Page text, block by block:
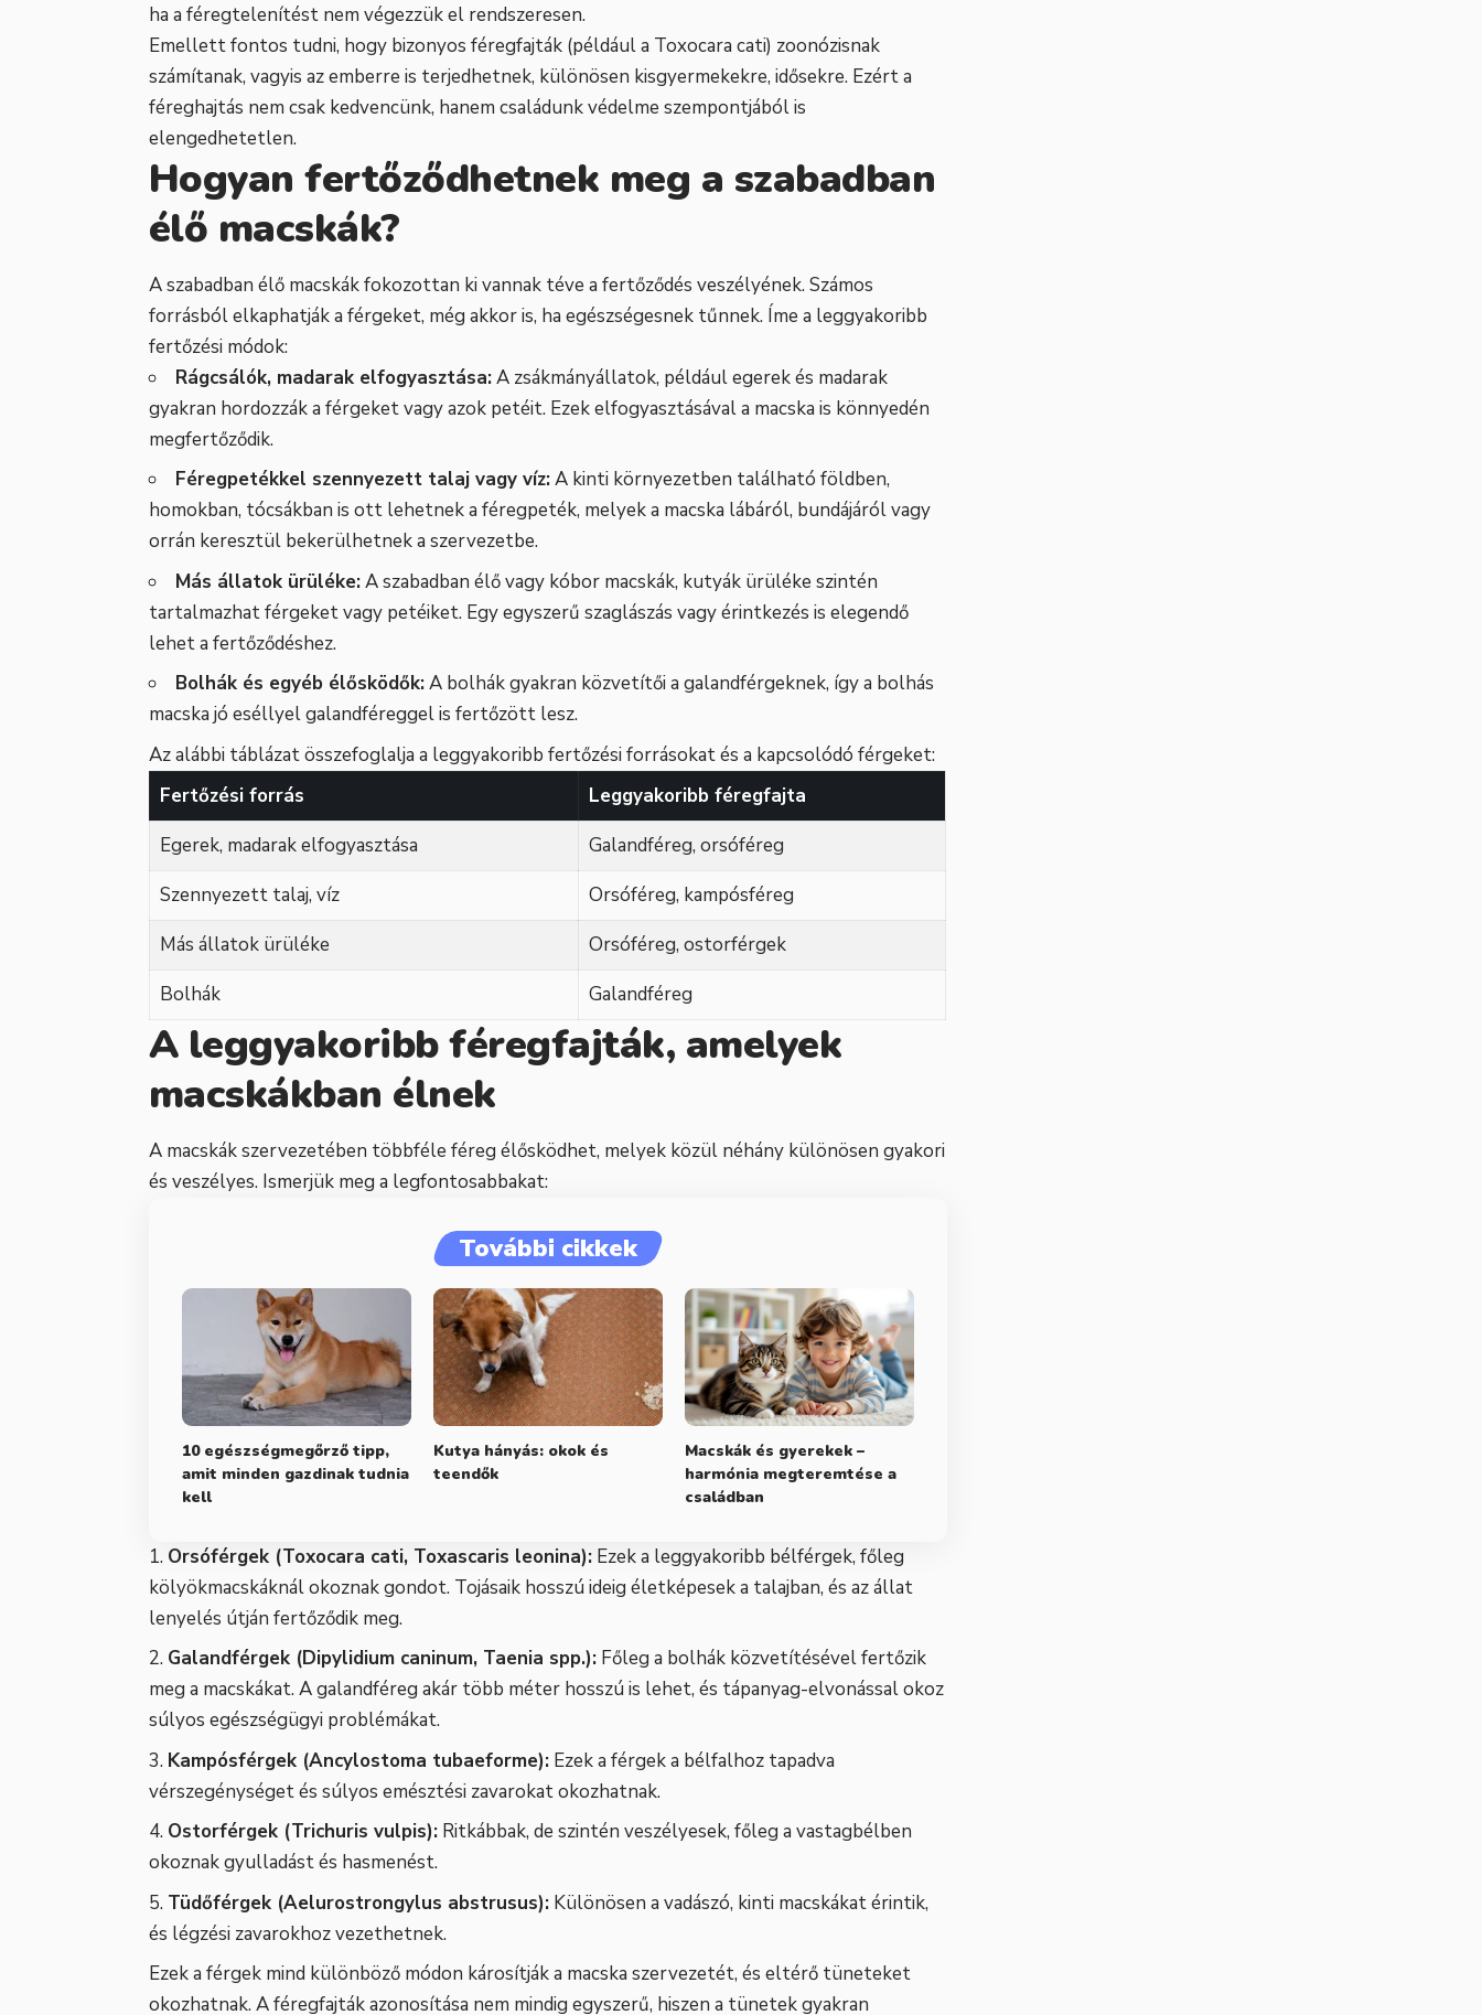
ha a féregtelenítést nem végezzük el rendszeresen.
Emellett fontos tudni, hogy bizonyos féregfajták (például a Toxocara cati) zoonózisnak
számítanak, vagyis az emberre is terjedhetnek, különösen kisgyermekekre, idősekre. Ezért a
féreghajtás nem csak kedvencünk, hanem családunk védelme szempontjából is
elengedhetetlen.
Hogyan fertőződhetnek meg a szabadban
élő macskák?
A szabadban élő macskák fokozottan ki vannak téve a fertőződés veszélyének. Számos
forrásból elkaphatják a férgeket, még akkor is, ha egészségesnek tűnnek. Íme a leggyakoribb
fertőzési módok:
Rágcsálók, madarak elfogyasztása:A zsákmányállatok, például egerek és madarak
gyakran hordozzák a férgeket vagy azok petéit. Ezek elfogyasztásával a macska is könnyedén
megfertőződik.
Féregpetékkel szennyezett talaj vagy víz:A kinti környezetben található földben,
homokban, tócsákban is ott lehetnek a féregpeték, melyek a macska lábáról, bundájáról vagy
orrán keresztül bekerülhetnek a szervezetbe.
Más állatok ürüléke:A szabadban élő vagy kóbor macskák, kutyák ürüléke szintén
tartalmazhat férgeket vagy petéiket. Egy egyszerű szaglászás vagy érintkezés is elegendő
lehet a fertőződéshez.
Bolhák és egyéb élősködők:A bolhák gyakran közvetítői a galandférgeknek, így a bolhás
macska jó eséllyel galandféreggel is fertőzött lesz.
Az alábbi táblázat összefoglalja a leggyakoribb fertőzési forrásokat és a kapcsolódó férgeket:
Fertőzési forrás
Leggyakoribb féregfajta
Egerek, madarak elfogyasztása
Galandféreg, orsóféreg
Szennyezett talaj, víz
Orsóféreg, kampósféreg
Más állatok ürüléke
Orsóféreg, ostorférgek
Bolhák
Galandféreg
A leggyakoribb féregfajták, amelyek
macskákban élnek
A macskák szervezetében többféle féreg élősködhet, melyek közül néhány különösen gyakori
és veszélyes. Ismerjük meg a legfontosabbakat:
További cikkek
10 egészségmegőrző tipp,
amit minden gazdinak tudnia
kell
Kutya hányás: okok és
teendők
Macskák és gyerekek –
harmónia megteremtése a
családban
Orsóférgek (Toxocara cati, Toxascaris leonina): Ezek a leggyakoribb bélférgek, főleg
kölyökmacskáknál okoznak gondot. Tojásaik hosszú ideig életképesek a talajban, és az állat
lenyelés útján fertőződik meg.
Galandférgek (Dipylidium caninum, Taenia spp.): Főleg a bolhák közvetítésével fertőzik
meg a macskákat. A galandféreg akár több méter hosszú is lehet, és tápanyag-elvonással okoz
súlyos egészségügyi problémákat.
Kampósférgek (Ancylostoma tubaeforme): Ezek a férgek a bélfalhoz tapadva
vérszegénységet és súlyos emésztési zavarokat okozhatnak.
Ostorférgek (Trichuris vulpis): Ritkábbak, de szintén veszélyesek, főleg a vastagbélben
okoznak gyulladást és hasmenést.
Tüdőférgek (Aelurostrongylus abstrusus): Különösen a vadászó, kinti macskákat érintik,
és légzési zavarokhoz vezethetnek.
Ezek a férgek mind különböző módon károsítják a macska szervezetét, és eltérő tüneteket
okozhatnak. A féregfajták azonosítása nem mindig egyszerű, hiszen a tünetek gyakran